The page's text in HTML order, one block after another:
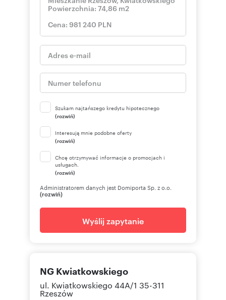
Szukam najtańszego kredytu hipotecznego
(rozwiń)
Interesują mnie podobne oferty
(rozwiń)
Chcę otrzymywać informacje o promocjach i
usługach.
(rozwiń)
Administratorem danych jest Domiporta Sp. z o.o.
(rozwiń)
Wyślij zapytanie
NG Kwiatkowskiego
ul. Kwiatkowskiego 44A/1 35-311
Rzeszów